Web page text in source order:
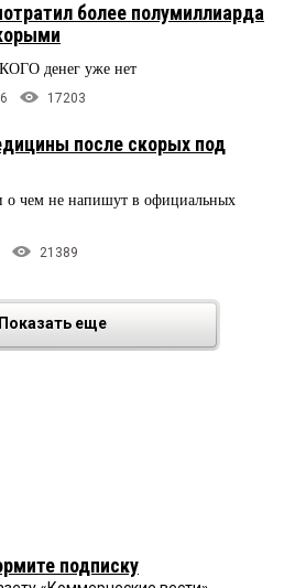
более полумиллиарда
денег уже нет
17203
после скорых под
и о чем не напишут в официальных
21389
Показать еще
подписку